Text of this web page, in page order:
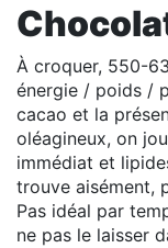
À croquer, 550-
énergie / poids /
cacao et la
oléagineux, on
immédiat et
trouve aisément,
Pas idéal par
ne pas le laisser